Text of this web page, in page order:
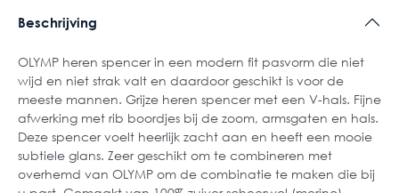
Beschrijving
OLYMP heren spencer in een modern fit pasvorm die niet
wijd en niet strak valt en daardoor geschikt is voor de
meeste mannen. Grijze heren spencer met een V-hals. Fijne
afwerking met rib boordjes bij de zoom, armsgaten en hals.
Deze spencer voelt heerlijk zacht aan en heeft een mooie
subtiele glans. Zeer geschikt om te combineren met
overhemd van OLYMP om de combinatie te maken die bij